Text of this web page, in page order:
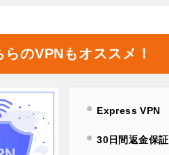
らのVPNもオススメ！
Express VPN
30日間返金保証